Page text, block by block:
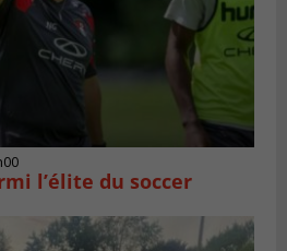
l’élite du soccer